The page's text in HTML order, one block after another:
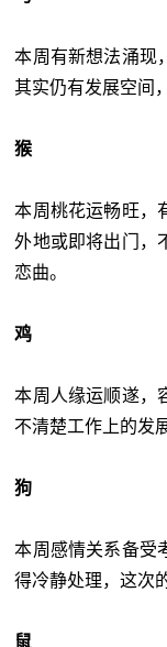
本周有新想法涌现
其实仍有发展空间
猴
本周桃花运畅旺，
外地或即将出门，
恋曲。
鸡
本周人缘运顺遂，
不清楚工作上的发
狗
本周感情关系备受
得冷静处理，这次
鼠